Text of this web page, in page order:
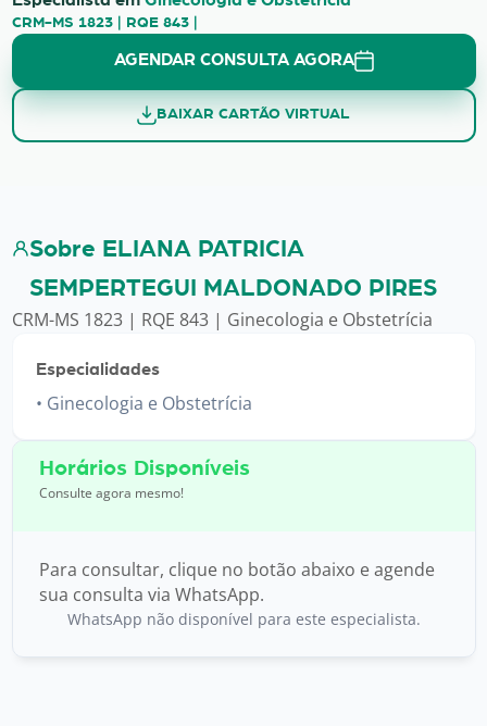
CRM-MS 1823 | RQE 843 |
AGENDAR CONSULTA AGORA
BAIXAR CARTÃO VIRTUAL
Sobre ELIANA PATRICIA
SEMPERTEGUI MALDONADO PIRES
CRM-MS 1823 | RQE 843 | Ginecologia e Obstetrícia
Especialidades
Ginecologia e Obstetrícia
Horários Disponíveis
Consulte agora mesmo!
Para consultar, clique no botão abaixo e agende
sua consulta via WhatsApp.
WhatsApp não disponível para este especialista.